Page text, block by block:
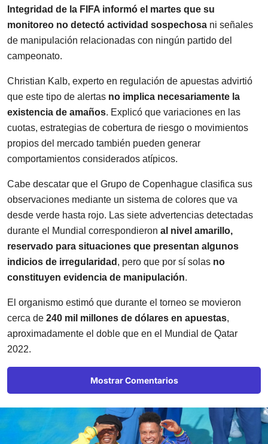
Integridad de la FIFA informó el martes que su
monitoreo no detectó actividad sospechosa ni señales
de manipulación relacionadas con ningún partido del
campeonato.
Christian Kalb, experto en regulación de apuestas advirtió
que este tipo de alertas no implica necesariamente la
existencia de amaños. Explicó que variaciones en las
cuotas, estrategias de cobertura de riesgo o movimientos
propios del mercado también pueden generar
comportamientos considerados atípicos.
Cabe descatar que el Grupo de Copenhague clasifica sus
observaciones mediante un sistema de colores que va
desde verde hasta rojo. Las siete advertencias detectadas
durante el Mundial correspondieron al nivel amarillo,
reservado para situaciones que presentan algunos
indicios de irregularidad , pero que por sí solas no
constituyen evidencia de manipulación.
El organismo estimó que durante el torneo se movieron
cerca de 240 mil millones de dólares en apuestas,
aproximadamente el doble que en el Mundial de Qatar
2022.
Mostrar Comentarios